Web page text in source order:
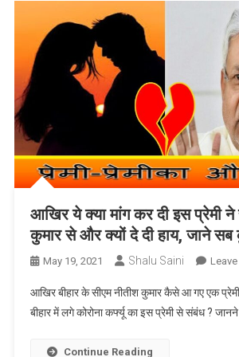
आखिर ये क्या मांग कर दी इस प्रेमी ने
कुमार से और क्यों दे दी हाय, जाने
May 19, 2021 Shalu Saini
आखिर बीहार के सीएम नीतीश कुमार कैसे आ गए एक
बीहार में लगे कोरोना कर्फ्यू का इस प्रेमी से संबंध ?
Continue Reading